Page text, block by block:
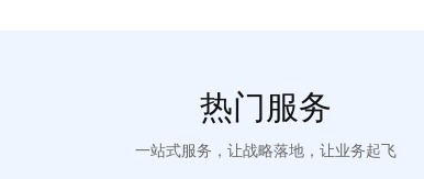
热门服务
一站式服务，让战略落地，让业务起飞